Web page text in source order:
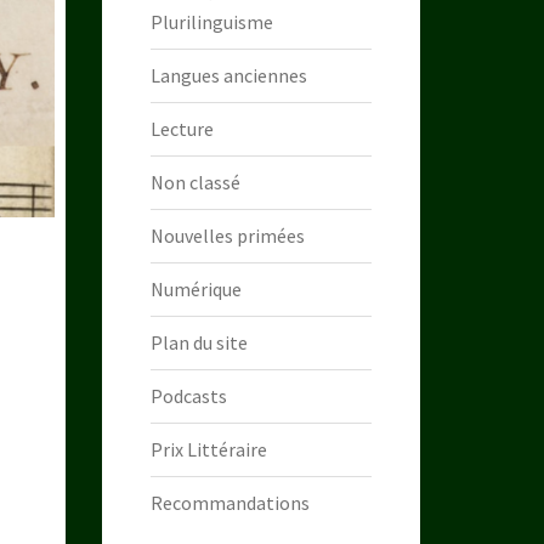
Plurilinguisme
Langues anciennes
Lecture
Non classé
Nouvelles primées
Numérique
Plan du site
Podcasts
Prix Littéraire
Recommandations